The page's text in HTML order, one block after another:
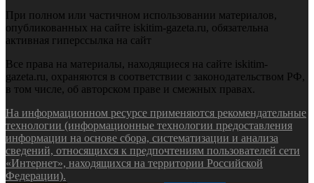
При полном или частичном использовании материалов,
опубликованных на сайте iskitim-gazeta.ru, обязательна
активная гиперссылка на сайт
Все права на материалы, находящиеся на сайте iskitim-
gazeta.ru, охраняются в соответствии с законодательством РФ,
в том числе, об авторском праве и смежных правах.
На информационном ресурсе применяются рекомендательные
технологии (информационные технологии предоставления
информации на основе сбора, систематизации и анализа
сведений, относящихся к предпочтениям пользователей сети
«Интернет», находящихся на территории Российской
Федерации).